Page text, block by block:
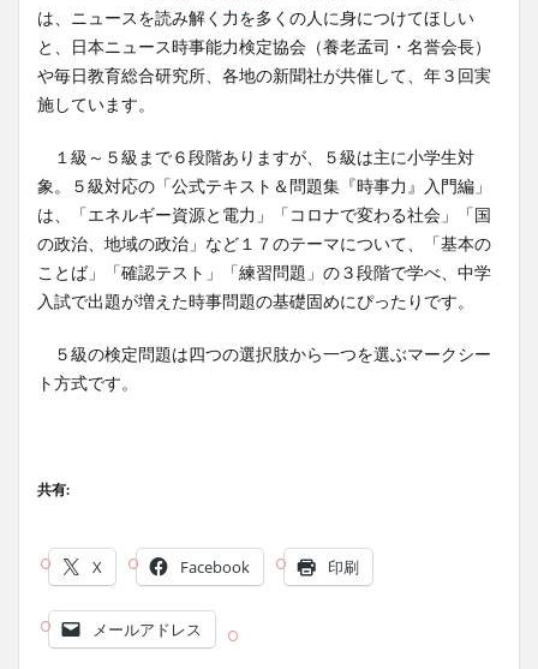
は、ニュースを読み解く力を多くの人に身につけてほしい
と、日本ニュース時事能力検定協会（養老孟司・名誉会長）
や毎日教育総合研究所、各地の新聞社が共催して、年３回実
施しています。
１級～５級まで６段階ありますが、５級は主に小学生対
象。５級対応の「公式テキスト＆問題集『時事力』入門編」
は、「エネルギー資源と電力」「コロナで変わる社会」「国
の政治、地域の政治」など１７のテーマについて、「基本の
ことば」「確認テスト」「練習問題」の３段階で学べ、中学
入試で出題が増えた時事問題の基礎固めにぴったりです。
５級の検定問題は四つの選択肢から一つを選ぶマークシー
ト方式です。
共有:
X Facebook 印刷
メールアドレス